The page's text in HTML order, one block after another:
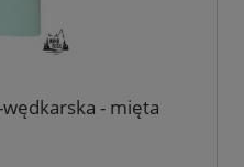
- mięta